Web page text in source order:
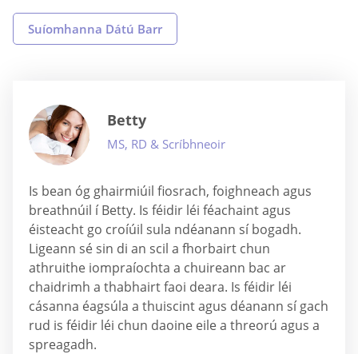
Suíomhanna Dátú Barr
Betty
MS, RD & Scríbhneoir
Is bean óg ghairmiúil fiosrach, foighneach agus
breathnúil í Betty. Is féidir léi féachaint agus
éisteacht go croíúil sula ndéanann sí bogadh.
Ligeann sé sin di an scil a fhorbairt chun
athruithe iompraíochta a chuireann bac ar
chaidrimh a thabhairt faoi deara. Is féidir léi
cásanna éagsúla a thuiscint agus déanann sí gach
rud is féidir léi chun daoine eile a threorú agus a
spreagadh.